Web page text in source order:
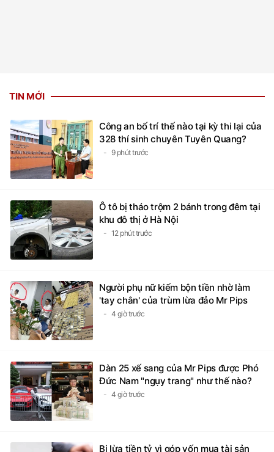
TIN MỚI
Công an bố trí thế nào tại kỳ thi lại của
328 thí sinh chuyên Tuyên Quang?
9 phút trước
Ô tô bị tháo trộm 2 bánh trong đêm tại
khu đô thị ở Hà Nội
12 phút trước
Người phụ nữ kiếm bộn tiền nhờ làm
'tay chân' của trùm lừa đảo Mr Pips
4 giờ trước
Dàn 25 xế sang của Mr Pips được Phó
Đức Nam "ngụy trang" như thế nào?
4 giờ trước
Bị lừa tiền tỷ vì góp vốn mua tài sản